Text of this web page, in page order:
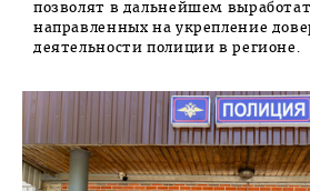
позволят в дальнейшем
направленных на укрепление
деятельности полиции в регионе.